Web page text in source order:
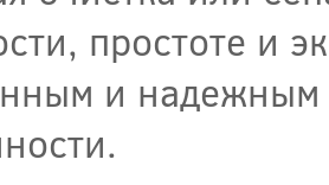
простоте и
и надежным